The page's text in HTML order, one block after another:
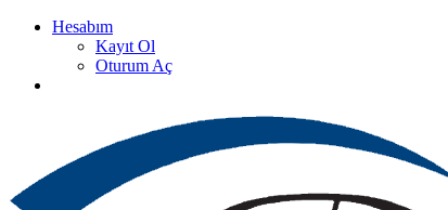
Hesabım
Kayıt Ol
Oturum Aç